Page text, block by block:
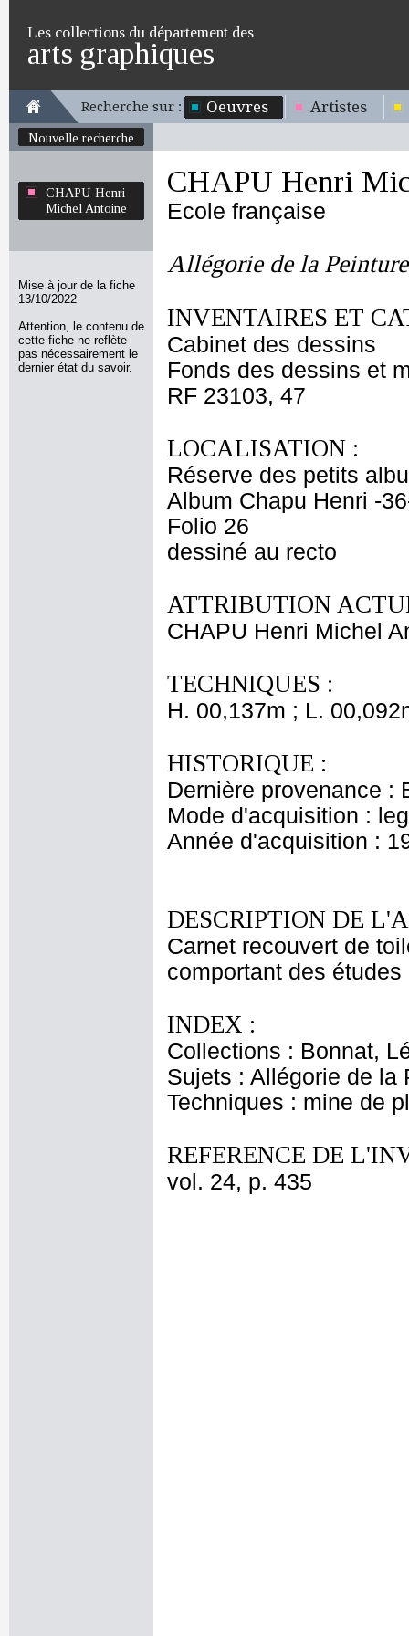
Les collections du département des
arts graphiques
Recherche sur : Oeuvres Artistes
Nouvelle recherche
CHAPU Henri
Michel Antoine
Mise à jour de la fiche
13/10/2022
Attention, le contenu de
cette fiche ne reflète
pas nécessairement le
dernier état du savoir.
CHAPU Henri
Ecole française
Allégorie de la Peinture
INVENTAIRES ET
Cabinet des dessins
Fonds des dessins et
RF 23103, 47
LOCALISATION :
Réserve des petits
Album Chapu Henri -
Folio 26
dessiné au recto
ATTRIBUTION
CHAPU Henri Michel
TECHNIQUES :
H. 00,137m ; L.
HISTORIQUE :
Dernière provenance :
Mode d'acquisition :
Année d'acquisition :
DESCRIPTION DE
Carnet recouvert de
comportant des
INDEX :
Collections : Bonnat,
Sujets : Allégorie de la
Techniques : mine de
REFERENCE DE
vol. 24, p. 435